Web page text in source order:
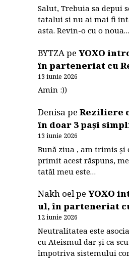
Salut, Trebuia sa depui
tatalui si nu ai mai fi
asta. Revin-o cu o noua…
BYTZApeYOXO
în parteneriat cu
13 iunie 2026
Amin :))
DenisapeReziliere
în doar 3 pași
13 iunie 2026
Bună ziua , am trimis și
primit acest răspuns,
tatăl meu este…
Nakh oelpeYOXO
ul, în parteneriat
12 iunie 2026
Neutralitatea este
cu Ateismul dar și ca
împotriva sistemului